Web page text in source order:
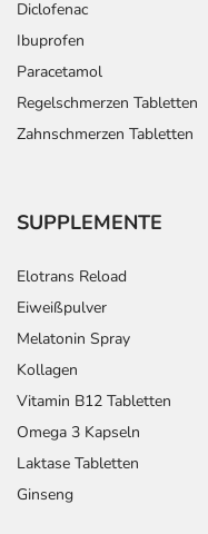
Diclofenac
Ibuprofen
Paracetamol
Regelschmerzen Tabletten
Zahnschmerzen Tabletten
SUPPLEMENTE
Elotrans Reload
Eiweißpulver
Melatonin Spray
Kollagen
Vitamin B12 Tabletten
Omega 3 Kapseln
Laktase Tabletten
Ginseng